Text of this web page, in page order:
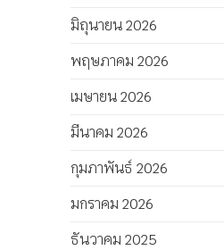
มิถุนายน 2026
พฤษภาคม 2026
เมษายน 2026
มีนาคม 2026
กุมภาพันธ์ 2026
มกราคม 2026
ธันวาคม 2025